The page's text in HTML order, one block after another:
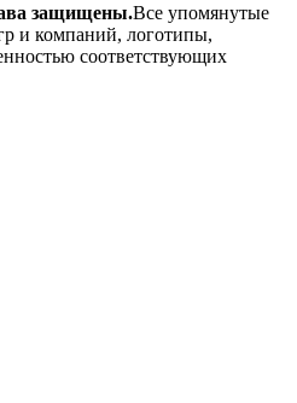
защищены.Все упомянутые
и компаний, логотипы,
соответствующих